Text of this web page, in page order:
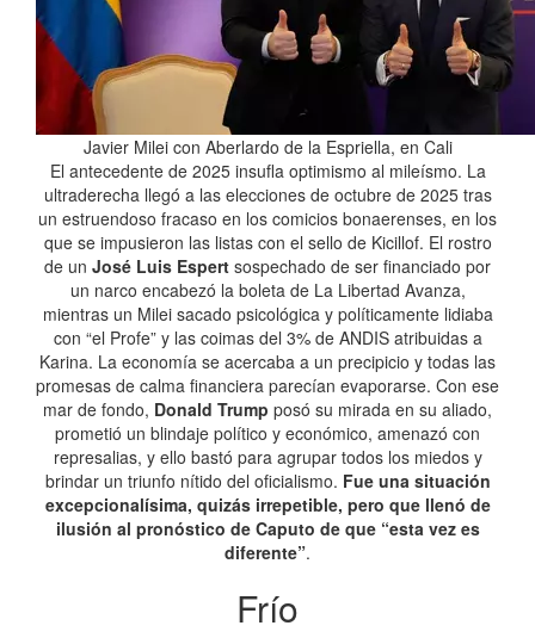
Javier Milei con Aberlardo de la Espriella, en Cali
El antecedente de 2025 insufla optimismo al mileísmo. La
ultraderecha llegó a las elecciones de octubre de 2025 tras
un estruendoso fracaso en los comicios bonaerenses, en los
que se impusieron las listas con el sello de Kicillof. El rostro
de un José Luis Espert sospechado de ser financiado por
un narco encabezó la boleta de La Libertad Avanza,
mientras un Milei sacado psicológica y políticamente lidiaba
con “el Profe” y las coimas del 3% de ANDIS atribuidas a
Karina. La economía se acercaba a un precipicio y todas las
promesas de calma financiera parecían evaporarse. Con ese
mar de fondo, Donald Trump posó su mirada en su aliado,
prometió un blindaje político y económico, amenazó con
represalias, y ello bastó para agrupar todos los miedos y
brindar un triunfo nítido del oficialismo. Fue una situación
excepcionalísima, quizás irrepetible, pero que llenó de
ilusión al pronóstico de Caputo de que “esta vez es
diferente”.
Frío